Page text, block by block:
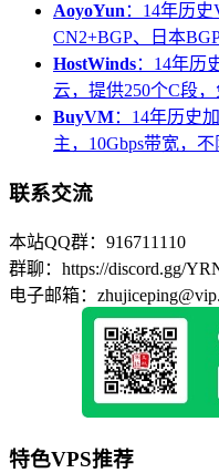
AoyoYun ：14年历
CN2+BGP、日本
HostWinds：14年历
云，提供250个C段
BuyVM：14年历史
主，10Gbps带宽，
联系交流
本站QQ群：916711110
群聊：https://discord.gg/
电子邮箱：
特色VPS推荐